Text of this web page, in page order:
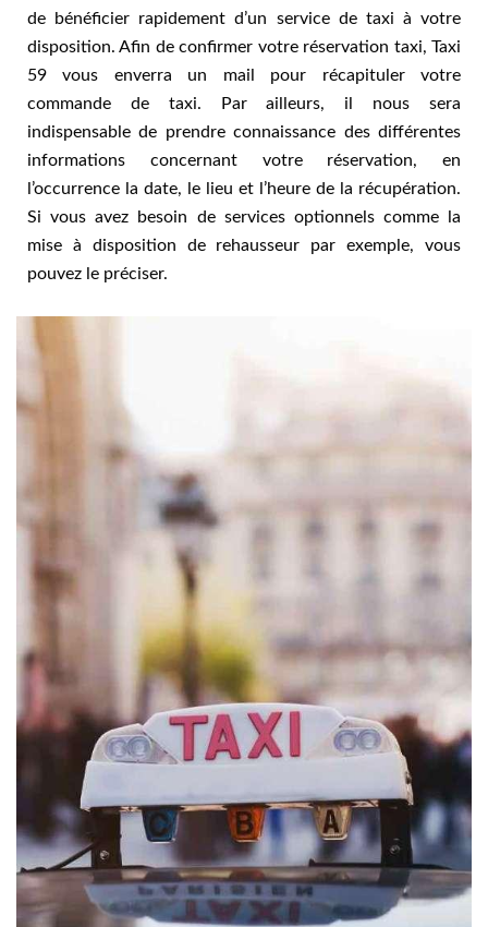
de bénéficier rapidement d’un service de taxi à votre
disposition. Afin de confirmer votre réservation taxi, Taxi
59 vous enverra un mail pour récapituler votre
commande de taxi. Par ailleurs, il nous sera
indispensable de prendre connaissance des différentes
informations concernant votre réservation, en
l’occurrence la date, le lieu et l’heure de la récupération.
Si vous avez besoin de services optionnels comme la
mise à disposition de rehausseur par exemple, vous
pouvez le préciser.